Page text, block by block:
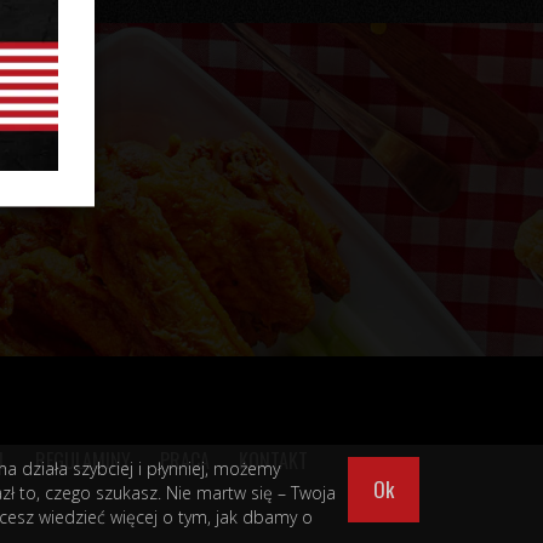
Ok
działa szybciej i płynniej, możemy
to, czego szukasz. Nie martw się – Twoja
wiedzieć więcej o tym, jak dbamy o
REGULAMINY PRACA KONTAKT